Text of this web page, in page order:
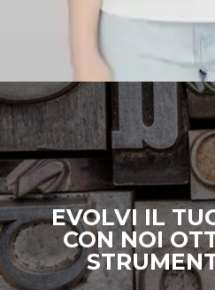
EVOLVI IL
CON NOI